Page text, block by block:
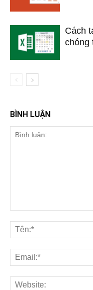
Cách
chóng
BÌNH LUẬN